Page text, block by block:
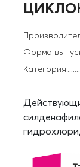
Форма
Категория